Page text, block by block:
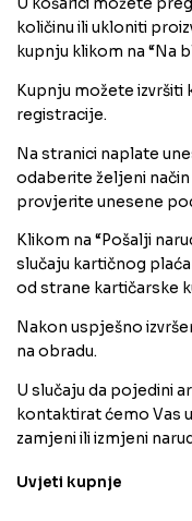
U košarici možete
količinu ili ukloniti
kupnju klikom na “Na
Kupnju možete izvršiti
registracije.
Na stranici naplate
odaberite željeni
provjerite unesene
Klikom na “Pošalji
slučaju kartičnog
od strane kartičarske
Nakon uspješno
na obradu.
U slučaju da pojedini
kontaktirat ćemo Vas
zamjeni ili izmjeni
Uvjeti kupnje